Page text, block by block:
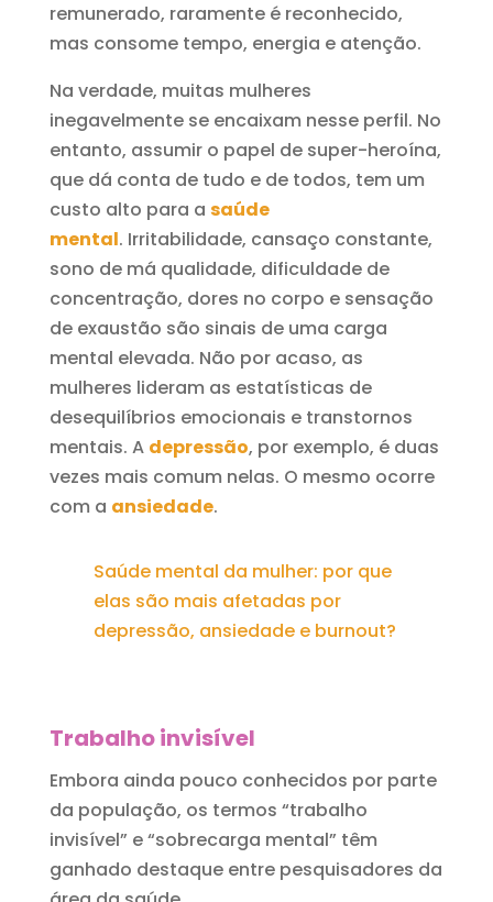
remunerado, raramente é reconhecido,
mas consome tempo, energia e atenção.
Na verdade, muitas mulheres
inegavelmente se encaixam nesse perfil. No
entanto, assumir o papel de super-heroína,
que dá conta de tudo e de todos, tem um
custo alto para a saúde
mental. Irritabilidade, cansaço constante,
sono de má qualidade, dificuldade de
concentração, dores no corpo e sensação
de exaustão são sinais de uma carga
mental elevada. Não por acaso, as
mulheres lideram as estatísticas de
desequilíbrios emocionais e transtornos
mentais. A depressão, por exemplo, é duas
vezes mais comum nelas. O mesmo ocorre
com a ansiedade.
Saúde mental da mulher: por que
elas são mais afetadas por
depressão, ansiedade e burnout?
Trabalho invisível
Embora ainda pouco conhecidos por parte
da população, os termos “trabalho
invisível” e “sobrecarga mental” têm
ganhado destaque entre pesquisadores da